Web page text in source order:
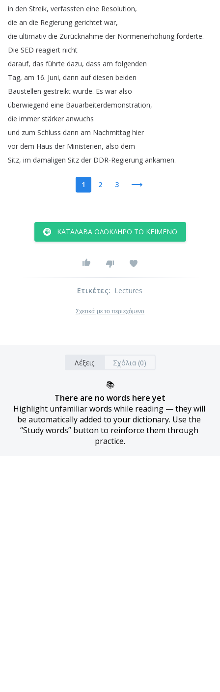
in den Streik, verfassten eine Resolution,
die an die Regierung gerichtet war,
die ultimativ die Zurücknahme der Normenerhöhung forderte.
Die SED reagiert nicht
darauf, das führte dazu, dass am folgenden
Tag, am 16. Juni, dann auf diesen beiden
Baustellen gestreikt wurde. Es war also
überwiegend eine Bauarbeiterdemonstration,
die immer stärker anwuchs
und zum Schluss dann am Nachmittag hier
vor dem Haus der Ministerien, also dem
Sitz, im damaligen Sitz der DDR-Regierung ankamen.
1 2 3
ΚΑΤΆΛΑΒΑ ΟΛΌΚΛΗΡΟ ΤΟ ΚΕΊΜΕΝΟ
Ετικέτες: Lectures
Σχετικά με το περιεχόμενο
Λέξεις Σχόλια (0)
📚
There are no words here yet
Highlight unfamiliar words while reading — they will
be automatically added to your dictionary. Use the
“Study words” button to reinforce them through
practice.